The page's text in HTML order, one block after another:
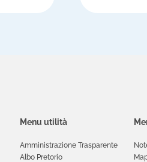
Menu utilità
Amministrazione Trasparente
Albo Pretorio